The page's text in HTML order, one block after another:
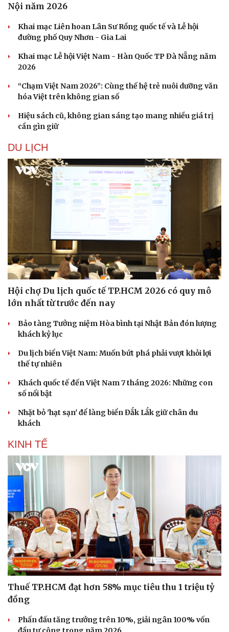
Văn hóa
Sân khấu - Điện ảnh
Văn học
Âm nhạc
Giải trí
Thời trang
Sao Việt
Nội năm 2026
Khai mạc Liên hoan Lân Sư Rồng quốc tế và Lễ hội
đường phố Quy Nhơn - Gia Lai
Khai mạc Lễ hội Việt Nam - Hàn Quốc TP Đà Nẵng năm
2026
“Chạm Việt Nam 2026”: Cùng thế hệ trẻ nuôi dưỡng văn
hóa Việt trên không gian số
Hiệu sách cũ, không gian sáng tạo mang nhiều giá trị
cần gìn giữ
DU LỊCH
Hội chợ Du lịch quốc tế TP.HCM 2026 có quy mô
lớn nhất từ trước đến nay
Bảo tàng Tưởng niệm Hòa bình tại Nhật Bản đón lượng
khách kỷ lục
Du lịch biển Việt Nam: Muốn bứt phá phải vượt khỏi lợi
thế tự nhiên
Khách quốc tế đến Việt Nam 7 tháng 2026: Những con
số nổi bật
Nhặt bỏ 'hạt sạn' để làng biển Đắk Lắk giữ chân du
khách
KINH TẾ
Thuế TP.HCM đạt hơn 58% mục tiêu thu 1 triệu tỷ
đồng
Phấn đấu tăng trưởng trên 10%, giải ngân 100% vốn